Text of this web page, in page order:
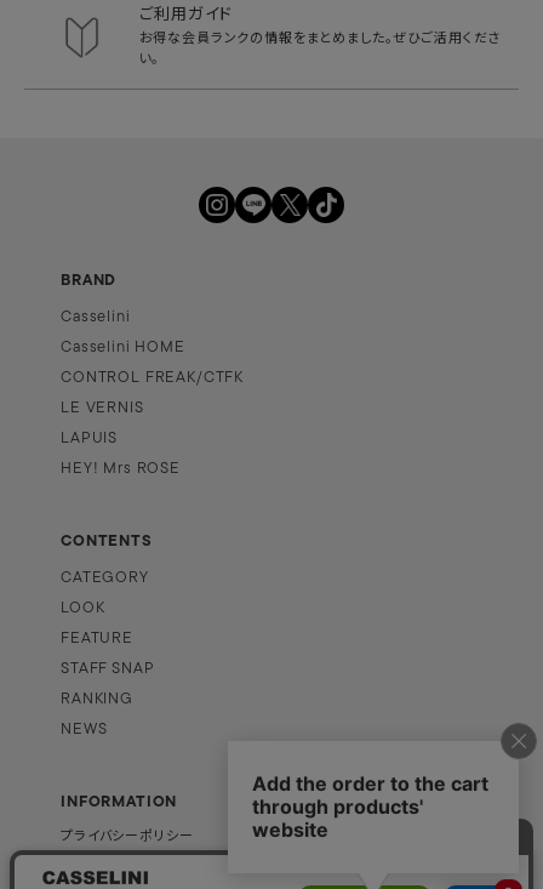
ご利用ガイド
お得な会員ランクの情報をまとめました。ぜひご活用くださ
い。
BRAND
Casselini
Casselini HOME
CONTROL FREAK/CTFK
LE VERNIS
LAPUIS
HEY! Mrs ROSE
CONTENTS
CATEGORY
LOOK
FEATURE
STAFF SNAP
RANKING
NEWS
INFORMATION
プライバシーポリシー